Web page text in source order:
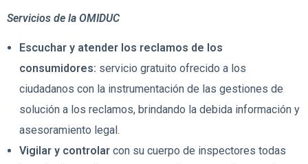
Servicios de la OMIDUC
Escuchar y atender los reclamos de los
consumidores: servicio gratuito ofrecido a los
ciudadanos con la instrumentación de las gestiones de
solución a los reclamos, brindando la debida información y
asesoramiento legal.
Vigilar y controlar con su cuerpo de inspectores todas